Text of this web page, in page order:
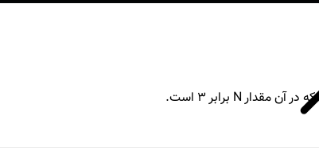
که در آن مقدار N برابر ۳ است.